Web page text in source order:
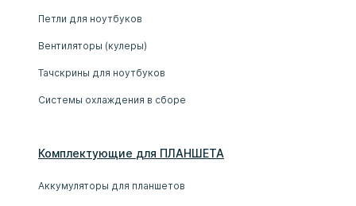
Петли для ноутбуков
Вентиляторы (кулеры)
Тачскрины для ноутбуков
Системы охлаждения в сборе
Комплектующие для ПЛАНШЕТА
Аккумуляторы для планшетов